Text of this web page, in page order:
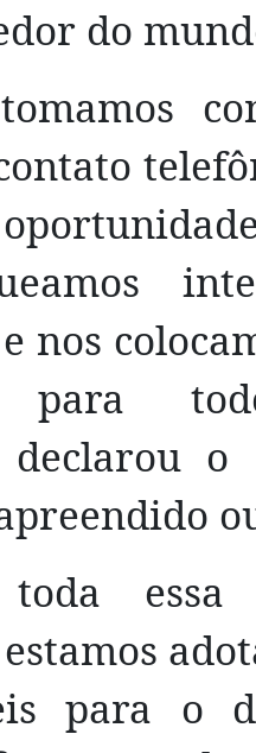
do
nos
para
declarou o
toda
para o